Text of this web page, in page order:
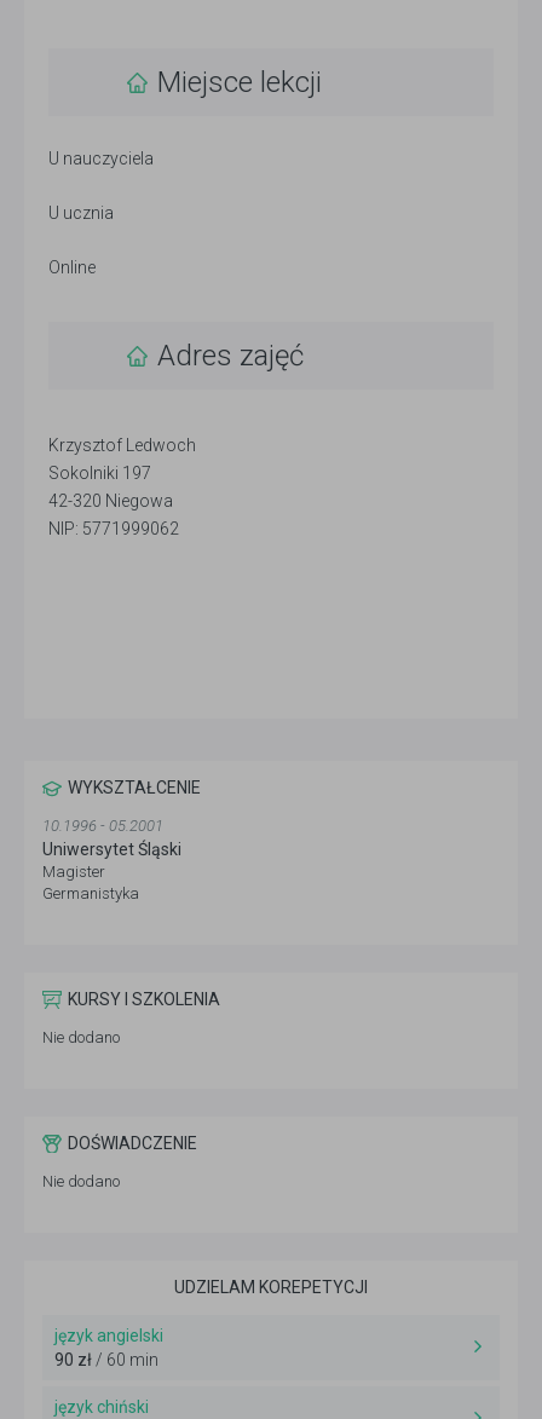
Miejsce lekcji
U nauczyciela
U ucznia
Online
Adres zajęć
Krzysztof Ledwoch
Sokolniki 197
42-320 Niegowa
NIP: 5771999062
WYKSZTAŁCENIE
10.1996 - 05.2001
Uniwersytet Śląski
Magister
Germanistyka
KURSY I SZKOLENIA
Nie dodano
DOŚWIADCZENIE
Nie dodano
UDZIELAM KOREPETYCJI
język angielski
90 zł/ 60 min
język chiński